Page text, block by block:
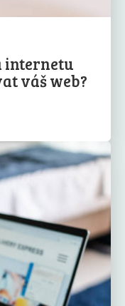
internetu
váš web?